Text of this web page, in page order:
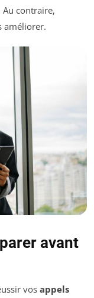
contraire,
améliorer.
avant
vos appels